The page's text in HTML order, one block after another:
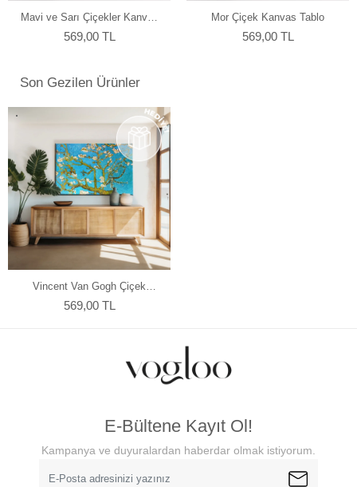
tasarıma sahiptir. Bu detay, tablolarımızı ek çerçeve ihtiyacı
olmadan asılabilir kılar, böylece sanat eserleriniz odanızın
sanatseverlere özel bir estetik deneyim sunmak için özenle
tasarlanmıştır.
Mavi ve Sarı Çiçekler Kanvas
Tablo
569,00 TL
Mor Çiçek Kanvas Tablo
569,00 TL
Son Gezilen Ürünler
Vincent Van Gogh Çiçek
Açan Badem Dalları Kanvas
Tablo
569,00 TL
E-Bültene Kayıt Ol!
Kampanya ve duyuralardan haberdar olmak istiyorum.